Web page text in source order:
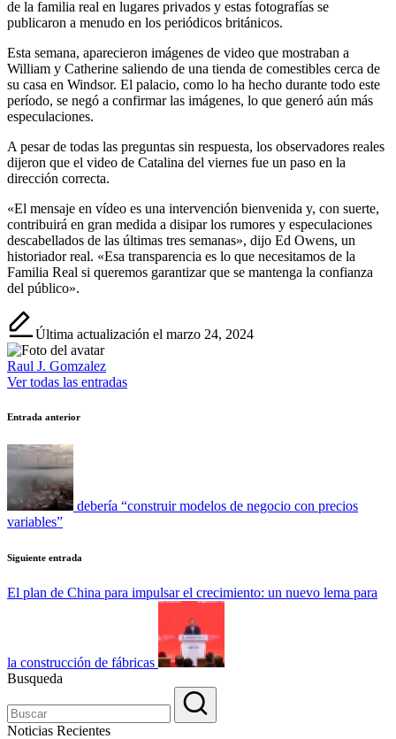
de la familia real en lugares privados y estas fotografías se
publicaron a menudo en los periódicos británicos.
Esta semana, aparecieron imágenes de video que mostraban a
William y Catherine saliendo de una tienda de comestibles cerca de
su casa en Windsor. El palacio, como lo ha hecho durante todo este
período, se negó a confirmar las imágenes, lo que generó aún más
especulaciones.
A pesar de todas las preguntas sin respuesta, los observadores reales
dijeron que el video de Catalina del viernes fue un paso en la
dirección correcta.
«El mensaje en vídeo es una intervención bienvenida y, con suerte,
contribuirá en gran medida a disipar los rumores y especulaciones
descabellados de las últimas tres semanas», dijo Ed Owens, un
historiador real. «Esa transparencia es lo que necesitamos de la
Familia Real si queremos garantizar que se mantenga la confianza
del público».
Última actualización el marzo 24, 2024
Raul J. Gomzalez
Ver todas las entradas
Navegación
de
entradas
Entrada anterior
debería “construir modelos de negocio con precios
variables”
Siguiente entrada
El plan de China para impulsar el crecimiento: un nuevo lema para
la construcción de fábricas
Busqueda
Noticias Recientes